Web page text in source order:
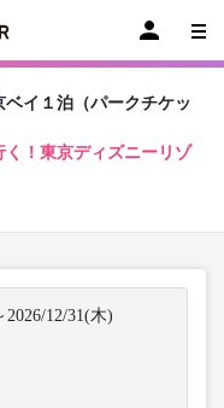
ベイ１泊（パークチケッ
！東京ディズニーリゾ
2026/12/31(木)